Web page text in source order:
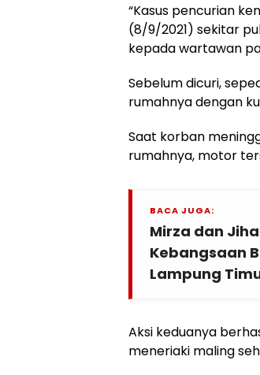
“Kasus pencurian
(8/9/2021) sekitar
kepada wartawan
Sebelum dicuri,
rumahnya dengan
Saat korban
rumahnya, motor
BACA JUGA:
Mirza dan
Kebangsaan
Lampung
Aksi keduanya
meneriaki maling